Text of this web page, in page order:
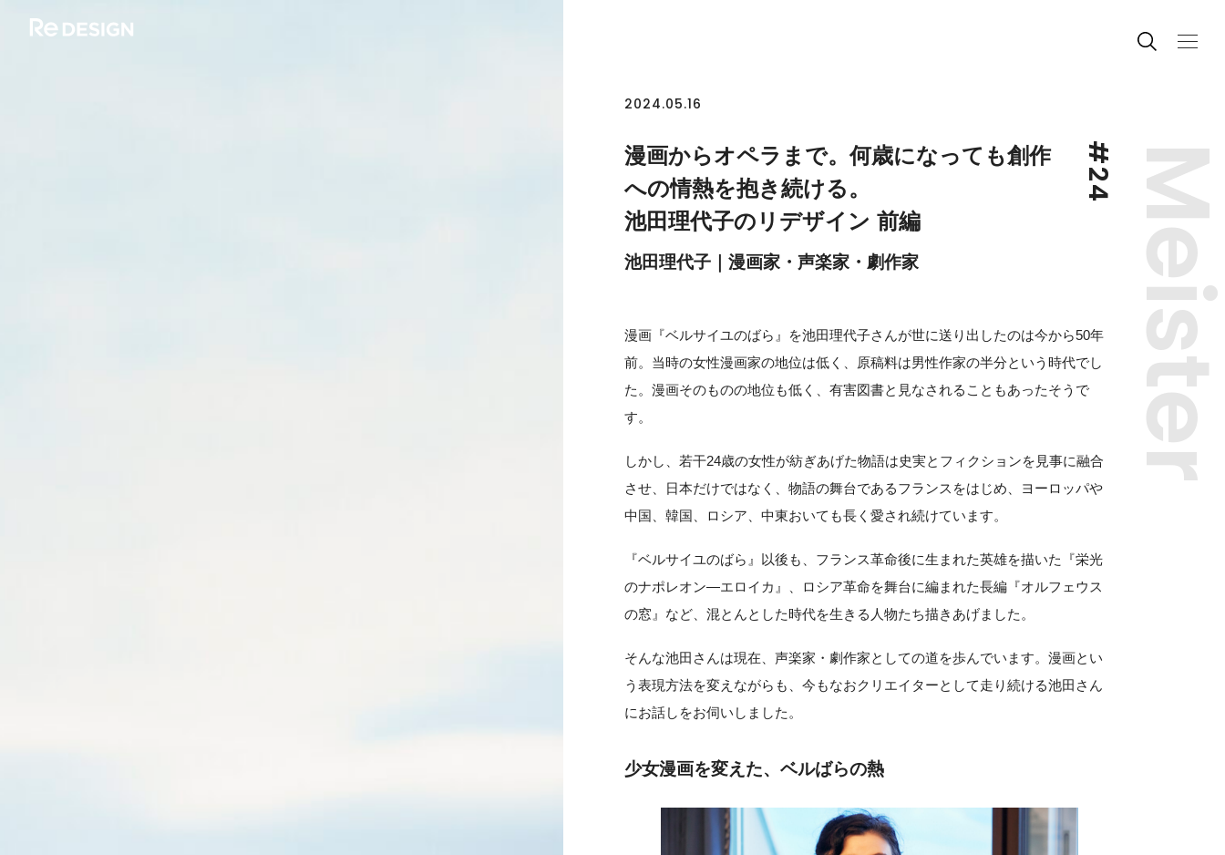
#24
2024.05.16
漫画からオペラまで。何歳になっても創作
への情熱を抱き続ける。
池田理代子のリデザイン 前編
池田理代子｜漫画家・声楽家・劇作家
漫画『ベルサイユのばら』を池田理代子さんが世に送り出したのは今から50年
前。当時の女性漫画家の地位は低く、原稿料は男性作家の半分という時代でし
た。漫画そのものの地位も低く、有害図書と見なされることもあったそうで
す。
しかし、若干24歳の女性が紡ぎあげた物語は史実とフィクションを見事に融合
させ、日本だけではなく、物語の舞台であるフランスをはじめ、ヨーロッパや
中国、韓国、ロシア、中東おいても長く愛され続けています。
『ベルサイユのばら』以後も、フランス革命後に生まれた英雄を描いた『栄光
のナポレオン―エロイカ』、ロシア革命を舞台に編まれた長編『オルフェウス
の窓』など、混とんとした時代を生きる人物たち描きあげました。
そんな池田さんは現在、声楽家・劇作家としての道を歩んでいます。漫画とい
う表現方法を変えながらも、今もなおクリエイターとして走り続ける池田さん
にお話しをお伺いしました。
少女漫画を変えた、ベルばらの熱